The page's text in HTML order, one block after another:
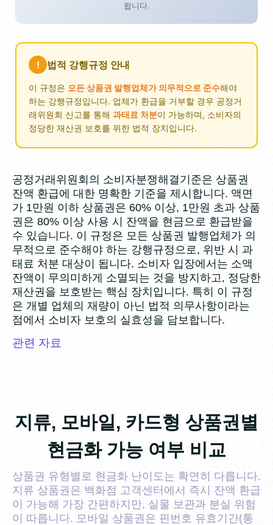
됩니다.
! 법적 강행규정 안내
이 규정은 모든 상품권 발행업체가 의무적으로 준수해야
하는 강행규정입니다. 업체가 환급을 거부할 경우 공정거
래위원회 신고를 통해 과태료 처분이 가능하며, 소비자의
정당한 재산권 보호를 위한 법적 장치입니다.
공정거래위원회의 소비자분쟁해결기준은 상품권
잔액 환급에 대한 명확한 기준을 제시합니다. 액면
가 1만원 이하 상품권은 60% 이상, 1만원 초과 상품
권은 80% 이상 사용 시 잔액을 현금으로 환급받을
수 있습니다. 이 규정은 모든 상품권 발행업체가 의
무적으로 준수해야 하는 강행규정으로, 위반 시 과
태료 처분 대상이 됩니다. 소비자 입장에서는 소액
잔액이 무의미하게 소멸되는 것을 방지하고, 정당한
재산권을 보호받는 핵심 장치입니다. 특히 이 규정
은 개별 업체의 재량이 아닌 법적 의무사항이라는
점에서 소비자 보호의 실효성을 담보합니다.
관련 자료
지류, 모바일, 카드형 상품권별
현금화 가능 여부 비교
상품권 유형별로 현금화 난이도는 확연히 다릅니다.
지류 상품권은 백화점 고객센터에서 즉시 잔액 환급
이 가능해 가장 간편하지만, 실물 보관과 분실 위험
이 따릅니다. 모바일 상품권은 핀번호 유효기간(통